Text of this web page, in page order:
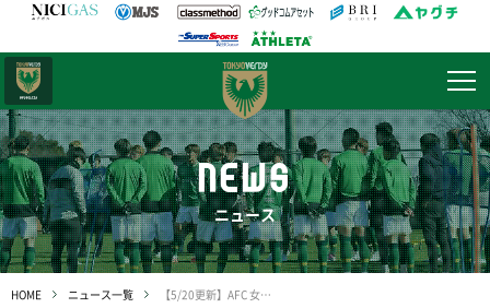
NEWS
ニュース
HOME ニュース一覧 【5/20更新】AFC 女子チャンピオンズリーグ 2025/26 ノックアウトステージ 準決勝・決勝 スタジアムアクセスバス運行のお知らせ